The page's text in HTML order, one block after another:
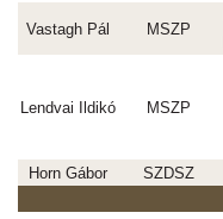
Vastagh Pál MSZP
Lendvai Ildikó MSZP
Horn Gábor
SZDSZ